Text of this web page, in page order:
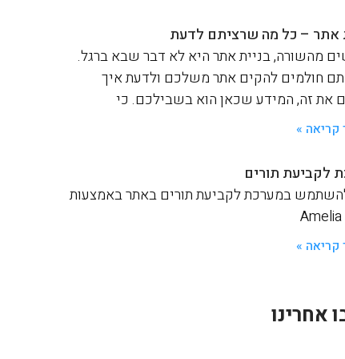
אתר – כל מה שרציתם לדעת
מהשורה, בניית אתר היא לא דבר שבא ברגל.
חולמים להקים אתר משלכם ולדעת איך
את זה, המידע שכאן הוא בשבילכם. כי
»
לקביעת תורים
במערכת לקביעת תורים באתר באמצעות
»
אחרינו